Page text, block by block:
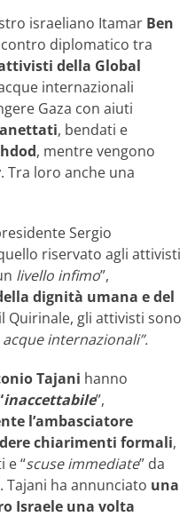
israeliano Itamar Ben
diplomatico tra
della Global
internazionali
Gaza con aiuti
, bendati e
, mentre vengono
. Tra loro anche una
Sergio
riservato agli attivisti
livello infimo”,
dignità umana e del
Quirinale, gli attivisti sono
internazionali”.
Tajani hanno
inaccettabile”,
l’ambasciatore
chiarimenti formali,
e “scuse immediate” da
ha annunciato una
Israele una volta